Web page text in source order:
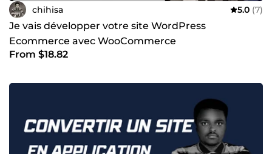
chihisa 5.0 (7)
Je vais développer votre site WordPress
Ecommerce avec WooCommerce
From $18.82